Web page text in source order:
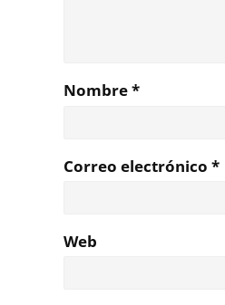
Nombre*
Correo electrónico *
Web